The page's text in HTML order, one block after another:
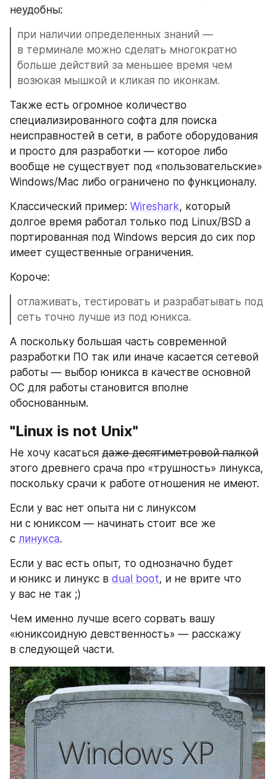
неудобны:
при наличии определенных знаний —
в терминале можно сделать многократно
больше действий за меньшее время чем
возюкая мышкой и кликая по иконкам.
Также есть огромное количество
специализированного софта для поиска
неисправностей в сети, в работе оборудования
и просто для разработки — которое либо
вообще не существует под «пользовательские»
Windows/Mac либо ограничено по функционалу.
Классический пример: Wireshark, который
долгое время работал только под Linux/BSD а
портированная под Windows версия до сих пор
имеет существенные ограничения.
Короче:
отлаживать, тестировать и разрабатывать под
сеть точно лучше из под юникса.
А поскольку большая часть современной
разработки ПО так или иначе касается сетевой
работы — выбор юникса в качестве основной
ОС для работы становится вполне
обоснованным.
"Linux is not Unix"
Не хочу касаться даже десятиметровой палкой
этого древнего срача про «трушность» линукса,
поскольку срачи к работе отношения не имеют.
Если у вас нет опыта ни с линуксом
ни с юниксом — начинать стоит все же
с линукса.
Если у вас есть опыт, то однозначно будет
и юникс и линукс в dual boot, и не врите что
у вас не так ;)
Чем именно лучше всего сорвать вашу
«юниксоидную девственность» — расскажу
в следующей части.